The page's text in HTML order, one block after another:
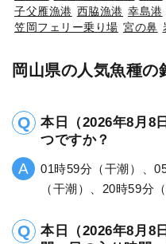
子父雁漁港 西脇漁港 幸島港
笠岡フェリー乗り場 宮の鼻
岡山県の人気魚種の
本日（2026年8月8
つですか？
01時59分（干潮）、
（干潮）、20時59分
本日（2026年8月8